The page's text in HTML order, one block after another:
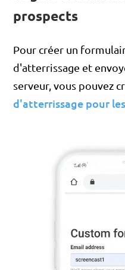
prospects
Pour créer un
d'atterrissage et
serveur, vous pouvez
d'atterrissage pour